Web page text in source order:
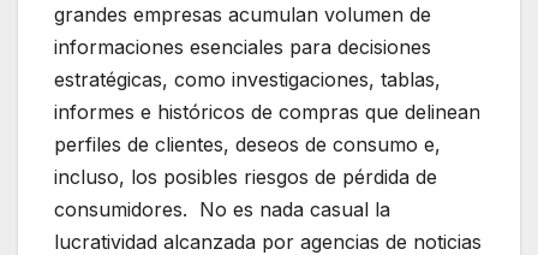
grandes empresas acumulan volumen de
informaciones esenciales para decisiones
estratégicas, como investigaciones, tablas,
informes e históricos de compras que delinean
perfiles de clientes, deseos de consumo e,
incluso, los posibles riesgos de pérdida de
consumidores. No es nada casual la
lucratividad alcanzada por agencias de noticias